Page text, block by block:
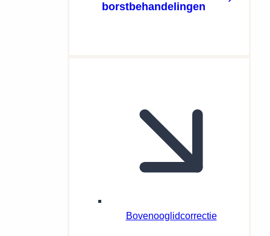
borstbehandelingen
Bovenooglidcorrectie